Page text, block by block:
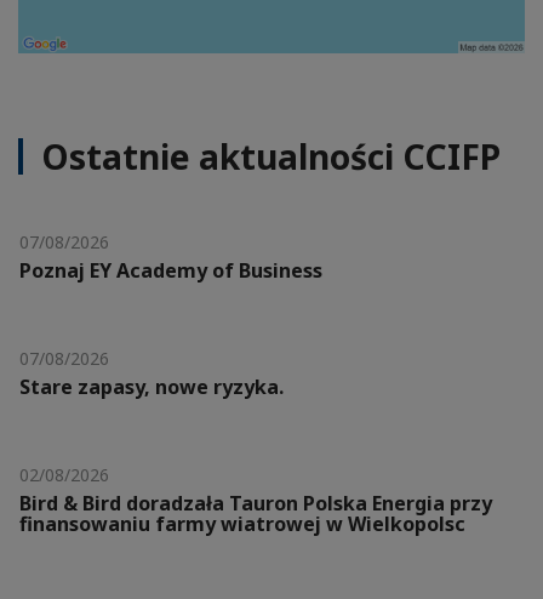
Ostatnie aktualności CCIFP
07/08/2026
Poznaj EY Academy of Business
07/08/2026
Stare zapasy, nowe ryzyka.
02/08/2026
Bird & Bird doradzała Tauron Polska Energia przy
finansowaniu farmy wiatrowej w Wielkopolsc